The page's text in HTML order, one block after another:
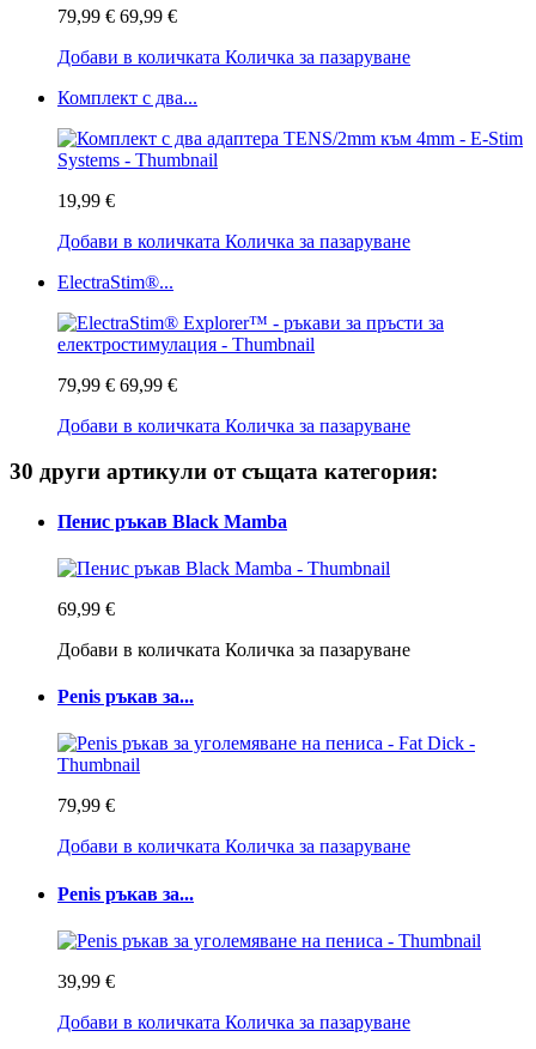
79,99 € 69,99 €
Добави в количката Количка за пазаруване
Комплект с два...
19,99 €
Добави в количката Количка за пазаруване
ElectraStim®...
79,99 € 69,99 €
Добави в количката Количка за пазаруване
30 други артикули от същата категория:
Пенис ръкав Black Mamba
69,99 €
Добави в количката Количка за пазаруване
Penis ръкав за...
79,99 €
Добави в количката Количка за пазаруване
Penis ръкав за...
39,99 €
Добави в количката Количка за пазаруване